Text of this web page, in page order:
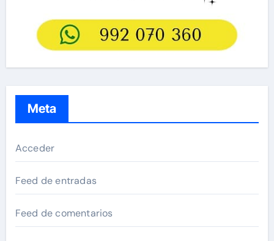
Meta
Acceder
Feed de entradas
Feed de comentarios